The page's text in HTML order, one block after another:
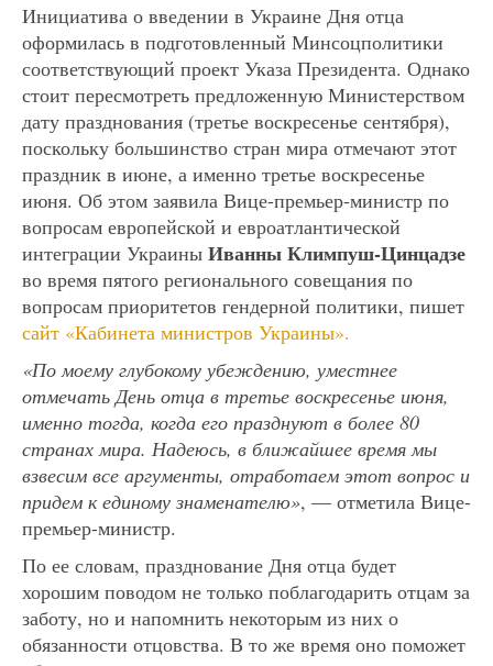
Инициатива о введении в Украине Дня отца
оформилась в подготовленный Минсоцполитики
соответствующий проект Указа Президента. Однако
стоит пересмотреть предложенную Министерством
дату празднования (третье воскресенье сентября),
поскольку большинство стран мира отмечают этот
праздник в июне, а именно третье воскресенье
июня. Об этом заявила Вице-премьер-министр по
вопросам европейской и евроатлантической
интеграции Украины Иванны Климпуш-Цинцадзе
во время пятого регионального совещания по
вопросам приоритетов гендерной политики, пишет
сайт «Кабинета министров Украины».
«По моему глубокому убеждению, уместнее
отмечать День отца в третье воскресенье июня,
именно тогда, когда его празднуют в более 80
странах мира. Надеюсь, в ближайшее время мы
взвесим все аргументы, отработаем этот вопрос и
придем к единому знаменателю», — отметила Вице-
премьер-министр.
По ее словам, празднование Дня отца будет
хорошим поводом не только поблагодарить отцам за
заботу, но и напомнить некоторым из них о
обязанности отцовства. В то же время оно поможет